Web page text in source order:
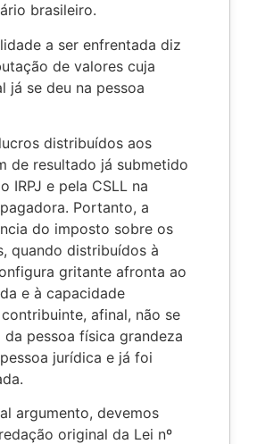
brasileiro.
a ser enfrentada diz
de valores cuja
já se deu na pessoa
distribuídos aos
de resultado já submetido
IRPJ e pela CSLL na
Portanto, a
do imposto sobre os
quando distribuídos à
gritante afronta ao
e à capacidade
afinal, não se
pessoa física grandeza
jurídica e já foi
argumento, devemos
original da Lei nº